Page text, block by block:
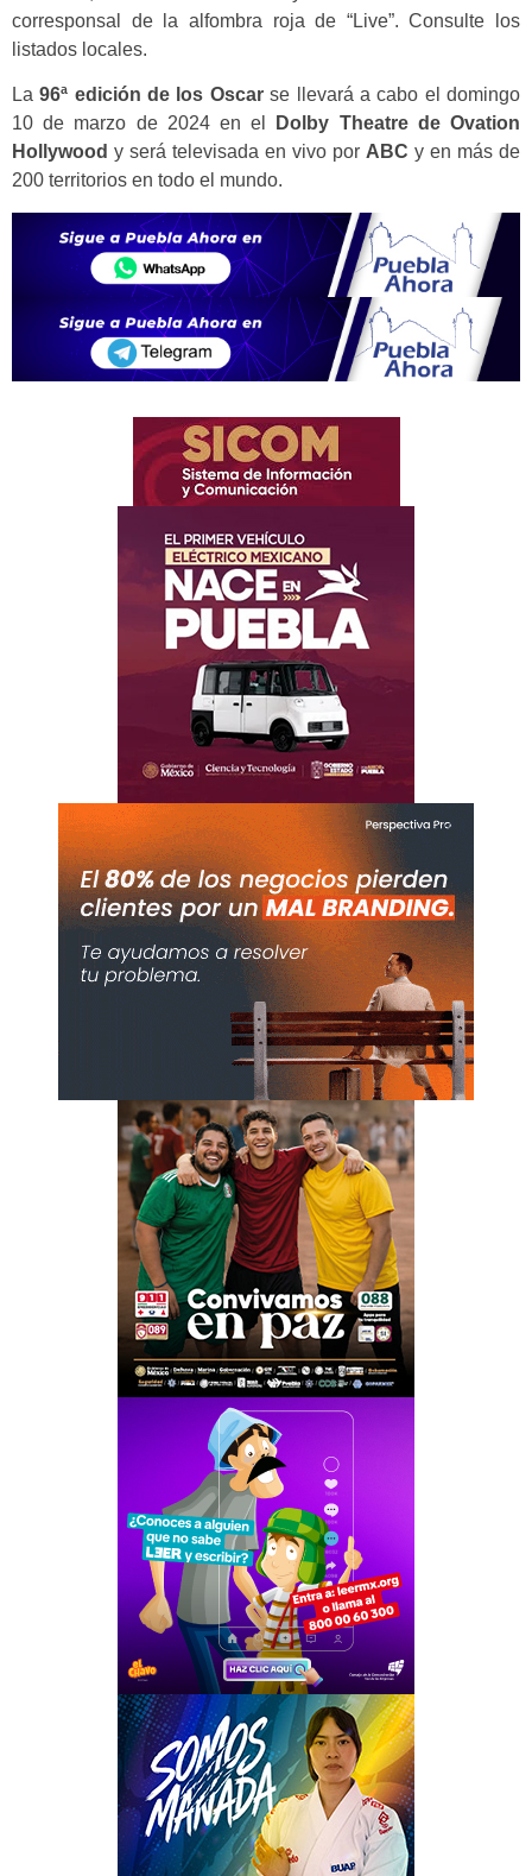
corresponsal de la alfombra roja de “Live”. Consulte los
listados locales.
La96ª edición de los Oscarse llevará a cabo el domingo
10 de marzo de 2024 en el
Dolby Theatre de Ovation
Hollywood y será televisada en vivo por ABC y en más de
200 territorios en todo el mundo.